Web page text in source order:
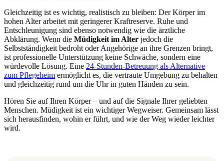
Gleichzeitig ist es wichtig, realistisch zu bleiben: Der Körper im
hohen Alter arbeitet mit geringerer Kraftreserve. Ruhe und
Entschleunigung sind ebenso notwendig wie die ärztliche
Abklärung. Wenn die Müdigkeit im Alter jedoch die
Selbstständigkeit bedroht oder Angehörige an ihre Grenzen bringt,
ist professionelle Unterstützung keine Schwäche, sondern eine
würdevolle Lösung. Eine 24-Stunden-Betreuung als Alternative
zum Pflegeheim ermöglicht es, die vertraute Umgebung zu behalten
und gleichzeitig rund um die Uhr in guten Händen zu sein.
Hören Sie auf Ihren Körper – und auf die Signale Ihrer geliebten
Menschen. Müdigkeit ist ein wichtiger Wegweiser. Gemeinsam lässt
sich herausfinden, wohin er führt, und wie der Weg wieder leichter
wird.